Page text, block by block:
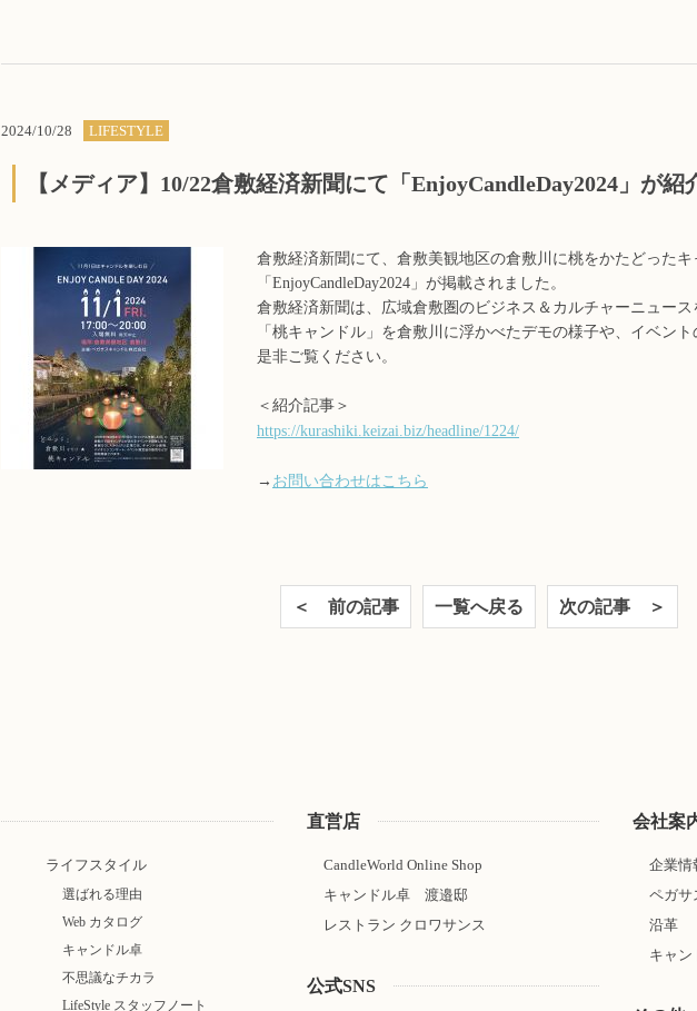
2024/10/28 LIFESTYLE
【メディア】10/22倉敷経済新聞にて「EnjoyCandleDay2024」が紹
倉敷経済新聞にて、倉敷美観地区の倉敷川に桃をかたどったキ
「EnjoyCandleDay2024」が掲載されました。
倉敷経済新聞は、広域倉敷圏のビジネス＆カルチャーニュース
「桃キャンドル」を倉敷川に浮かべたデモの様子や、イベン
是非ご覧ください。
＜紹介記事＞
https://kurashiki.keizai.biz/headline/1224/
→ お問い合わせはこちら
＜ 前の記事 一覧へ戻る 次の記事 ＞
ライフスタイル
選ばれる理由
Web カタログ
キャンドル卓
不思議なチカラ
LifeStyle スタッフノート
直営店
CandleWorld Online Shop
キャンドル卓 渡邉邸
レストラン クロワサンス
公式SNS
会社案
企業情
ペガサ
沿革
キャン